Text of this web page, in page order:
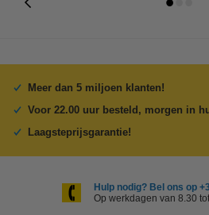
Meer dan 5 miljoen klanten!
Voor 22.00 uur besteld, morgen in
Laagsteprijsgarantie!
Hulp nodig? Bel ons op
Op werkdagen van 8.30